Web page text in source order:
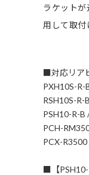
ラケット
用して取
■対応リア
PXH10S-R-
RSH10S-R-
PSH10-R-B
PCH-
PCX-
■【PSH10-